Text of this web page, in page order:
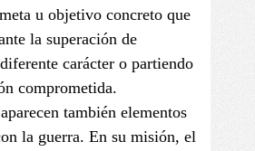
u objetivo concreto que
la superación de
carácter o partiendo
comprometida.
también elementos
la guerra. En su misión, el